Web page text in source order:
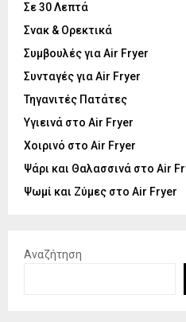
Σε 30 Λεπτά
Σνακ & Ορεκτικά
Συμβουλές για Air Fryer
Συνταγές για Air Fryer
Τηγανιτές Πατάτες
Υγιεινά στο Air Fryer
Χοιρινό στο Air Fryer
Ψάρι και Θαλασσινά στο Air
Ψωμί και Ζύμες στο Air Fryer
Αναζήτηση